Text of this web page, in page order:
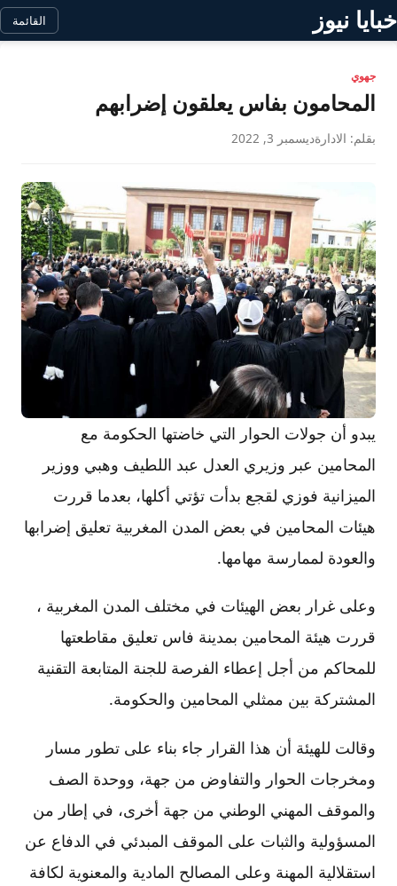
خبايا نيوز القائمة
جهوي
المحامون بفاس يعلقون إضرابهم
بقلم: الادارةديسمبر 3, 2022
يبدو أن جولات الحوار التي خاضتها الحكومة مع
المحامين عبر وزيري العدل عبد اللطيف وهبي ووزير
الميزانية فوزي لقجع بدأت تؤتي أكلها، بعدما قررت
هيئات المحامين في بعض المدن المغربية تعليق إضرابها
والعودة لممارسة مهامها.
وعلى غرار بعض الهيئات في مختلف المدن المغربية ،
قررت هيئة المحامين بمدينة فاس تعليق مقاطعتها
للمحاكم من أجل إعطاء الفرصة للجنة المتابعة التقنية
المشتركة بين ممثلي المحامين والحكومة.
وقالت للهيئة أن هذا القرار جاء بناء على تطور مسار
ومخرجات الحوار والتفاوض من جهة، ووحدة الصف
والموقف المهني الوطني من جهة أخرى، في إطار من
المسؤولية والثبات على الموقف المبدئي في الدفاع عن
استقلالية المهنة وعلى المصالح المادية والمعنوية لكافة